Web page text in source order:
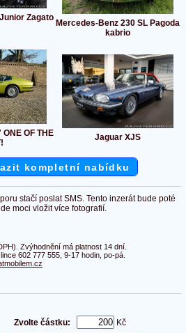
Zagato
Mercedes-Benz 230 SL Pagoda
kabrio
OF THE
Jaguar XJS
kompletní nabídku
stačí poslat SMS. Tento inzerát bude poté
moci vložit více fotografií.
Zvýhodnění má platnost 14 dní.
602 777 555, 9-17 hodin, po-pá.
Zvolte částku: Kč